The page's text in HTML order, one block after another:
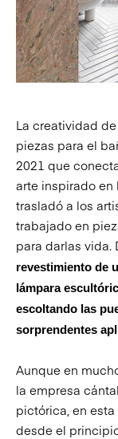
La creatividad
piezas para el
2021 que
arte inspirado en
trasladó a los
trabajado en
para darlas vida.
revestimiento de
lámpara
escoltando las
sorprendentes
Aunque en
la empresa
pictórica, en
desde el